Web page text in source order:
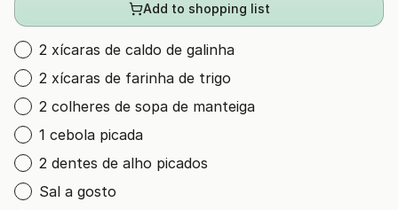
Add to shopping list
2 xícaras de caldo de galinha
2 xícaras de farinha de trigo
2 colheres de sopa de manteiga
1 cebola picada
2 dentes de alho picados
Sal a gosto